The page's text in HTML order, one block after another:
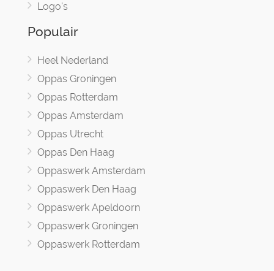
Logo's
Populair
Heel Nederland
Oppas Groningen
Oppas Rotterdam
Oppas Amsterdam
Oppas Utrecht
Oppas Den Haag
Oppaswerk Amsterdam
Oppaswerk Den Haag
Oppaswerk Apeldoorn
Oppaswerk Groningen
Oppaswerk Rotterdam